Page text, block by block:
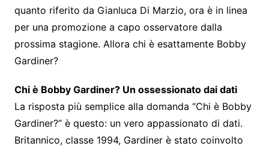
quanto riferito da Gianluca Di Marzio, ora è in linea
per una promozione a capo osservatore dalla
prossima stagione. Allora chi è esattamente Bobby
Gardiner?
Chi è Bobby Gardiner? Un ossessionato dai dati
La risposta più semplice alla domanda “Chi è Bobby
Gardiner?” è questo: un vero appassionato di dati.
Britannico, classe 1994, Gardiner è stato coinvolto